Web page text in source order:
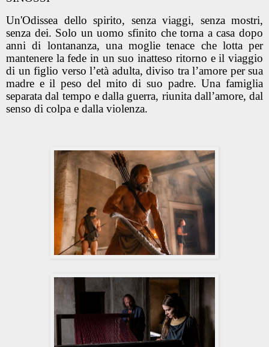
Un'Odissea dello spirito, senza viaggi, senza mostri,
senza dei. Solo un uomo sfinito che torna a casa dopo
anni di lontananza, una moglie tenace che lotta per
mantenere la fede in un suo inatteso ritorno e il viaggio
di un figlio verso l’età adulta, diviso tra l’amore per sua
madre e il peso del mito di suo padre. Una famiglia
separata dal tempo e dalla guerra, riunita dall’amore, dal
senso di colpa e dalla violenza.